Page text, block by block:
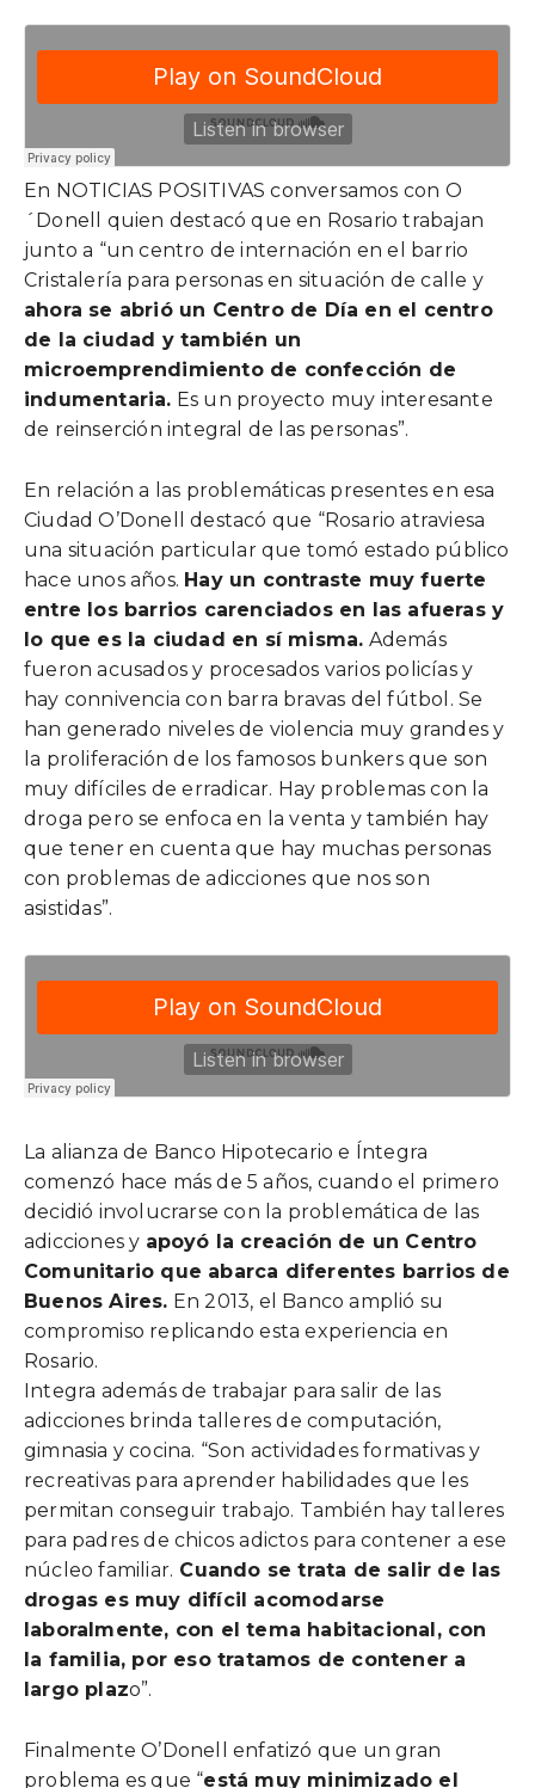
En NOTICIAS POSITIVAS conversamos con O
´Donell quien destacó que en Rosario trabajan
junto a “un centro de internación en el barrio
Cristalería para personas en situación de calle y
ahora se abrió un Centro de Día en el centro
de la ciudad y también un
microemprendimiento de confección de
indumentaria. Es un proyecto muy interesante
de reinserción integral de las personas”.
En relación a las problemáticas presentes en esa
Ciudad O’Donell destacó que “Rosario atraviesa
una situación particular que tomó estado público
hace unos años. Hay un contraste muy fuerte
entre los barrios carenciados en las afueras y
lo que es la ciudad en sí misma. Además
fueron acusados y procesados varios policías y
hay connivencia con barra bravas del fútbol. Se
han generado niveles de violencia muy grandes y
la proliferación de los famosos bunkers que son
muy difíciles de erradicar. Hay problemas con la
droga pero se enfoca en la venta y también hay
que tener en cuenta que hay muchas personas
con problemas de adicciones que nos son
asistidas”.
La alianza de Banco Hipotecario e Íntegra
comenzó hace más de 5 años, cuando el primero
decidió involucrarse con la problemática de las
adicciones y apoyó la creación de un Centro
Comunitario que abarca diferentes barrios de
Buenos Aires. En 2013, el Banco amplió su
compromiso replicando esta experiencia en
Rosario.
Integra además de trabajar para salir de las
adicciones brinda talleres de computación,
gimnasia y cocina. “Son actividades formativas y
recreativas para aprender habilidades que les
permitan conseguir trabajo. También hay talleres
para padres de chicos adictos para contener a ese
núcleo familiar. Cuando se trata de salir de las
drogas es muy difícil acomodarse
laboralmente, con el tema habitacional, con
la familia, por eso tratamos de contener a
largo plazo”.
Finalmente O’Donell enfatizó que un gran
problema es que “está muy minimizado el